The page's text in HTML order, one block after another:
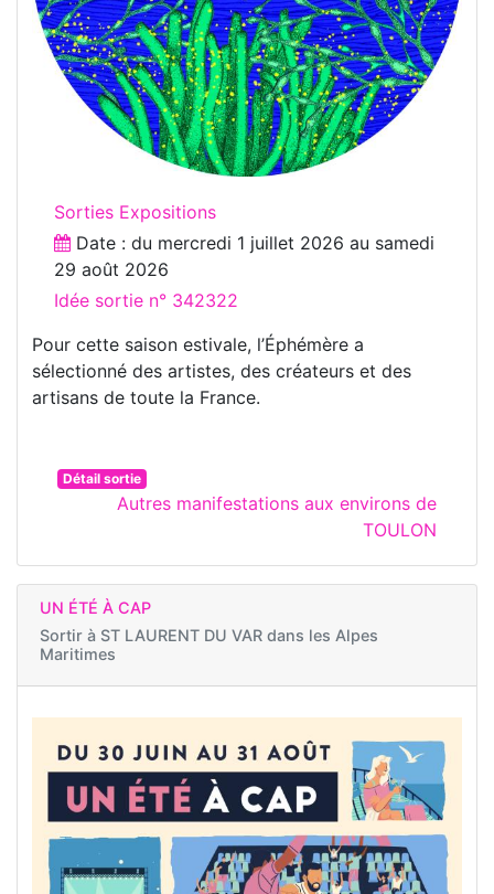
Sorties Expositions
Date : du mercredi 1 juillet 2026 au samedi
29 août 2026
Idée sortie n° 342322
Pour cette saison estivale, l’Éphémère a
sélectionné des artistes, des créateurs et des
artisans de toute la France.
Détail sortie
Autres manifestations aux environs de
TOULON
UN ÉTÉ À CAP
Sortir à ST LAURENT DU VAR dans les Alpes
Maritimes